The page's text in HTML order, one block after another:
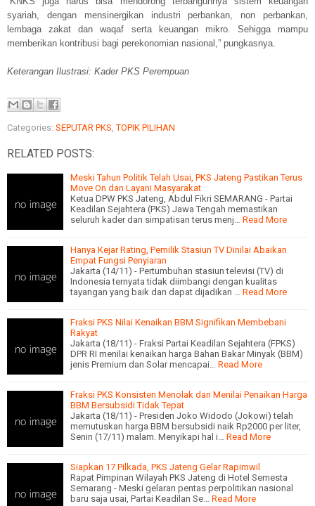
syariah, dengan mensinergikan industri perbankan, non perbankan,
lembaga zakat dan waqaf serta keuangan mikro. Sehigga mampu
memberikan kontribusi bagi perekonomian nasional,” pungkasnya.
Keterangan Ilustrasi: Kader PKS Perempuan
Categories: SEPUTAR PKS ,TOPIK PILIHAN
RELATED POSTS:
Meski Tahun Politik Telah Usai, PKS Jateng Pastikan Terus
Move On dan Layani Masyarakat
Ketua DPW PKS Jateng, Abdul Fikri SEMARANG - Partai
Keadilan Sejahtera (PKS) Jawa Tengah memastikan
seluruh kader dan simpatisan terus menj…
Read More
Hanya Kejar Rating, Pemilik Stasiun TV Dinilai Abaikan
Empat Fungsi Penyiaran
Jakarta (14/11) - Pertumbuhan stasiun televisi (TV) di
Indonesia ternyata tidak diimbangi dengan kualitas
tayangan yang baik dan dapat dijadikan …
Read More
Fraksi PKS Nilai Kenaikan BBM Signifikan Membebani
Rakyat
Jakarta (18/11) - Fraksi Partai Keadilan Sejahtera (FPKS)
DPR RI menilai kenaikan harga Bahan Bakar Minyak (BBM)
jenis Premium dan Solar mencapai…
Read More
Fraksi PKS Konsisten Menolak dan Menilai Penaikan Harga
BBM Bersubsidi Tidak Tepat
Jakarta (18/11) - Presiden Joko Widodo (Jokowi) telah
memutuskan harga BBM bersubsidi naik Rp2000 per liter,
Senin (17/11) malam. Menyikapi hal i…
Read More
Siapkan 17 Pilkada, PKS Jateng Gelar Rapimwil
Rapat Pimpinan Wilayah PKS Jateng di Hotel Semesta
Semarang - Meski gelaran pentas perpolitikan nasional
baru saja usai, Partai Keadilan Se…
Read More